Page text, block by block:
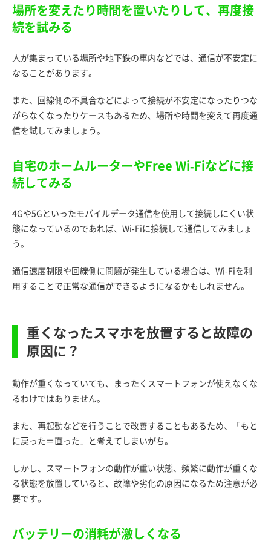
場所を変えたり時間を置いたりして、再度接
続を試みる
人が集まっている場所や地下鉄の車内などでは、通信が不安定に
なることがあります。
また、回線側の不具合などによって接続が不安定になったりつな
がらなくなったりケースもあるため、場所や時間を変えて再度通
信を試してみましょう。
自宅のホームルーターやFree Wi-Fiなどに接
続してみる
4Gや5Gといったモバイルデータ通信を使用して接続しにくい状
態になっているのであれば、Wi-Fiに接続して通信してみましょ
う。
通信速度制限や回線側に問題が発生している場合は、Wi-Fiを利
用することで正常な通信ができるようになるかもしれません。
重くなったスマホを放置すると故障の
原因に？
動作が重くなっていても、まったくスマートフォンが使えなくな
るわけではありません。
また、再起動などを行うことで改善することもあるため、「もと
に戻った＝直った」と考えてしまいがち。
しかし、スマートフォンの動作が重い状態、頻繁に動作が重くな
る状態を放置していると、故障や劣化の原因になるため注意が必
要です。
バッテリーの消耗が激しくなる